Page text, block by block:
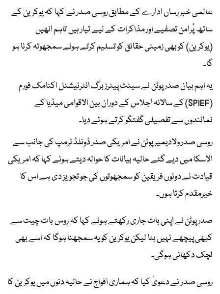
عالمی خبر رساں ادارے کے مطابق روسی صدر نے کہا کہ یوکرین کے
ساتھ پُرامن تصفیے اور مذاکرات کے لیے تیار ہیں تاہم انھیں
(یوکرین) کو بھی زمینی حقائق کو تسلیم کرتے ہوئے سمجھوتہ کرنا ہو
گا۔
یہ اہم بیان صدر پوٹن نے سینٹ پیٹرزبرگ انٹرنیشنل اکنامک فورم
(SPIEF) کے سالانہ اجلاس کے دوران بین الاقوامی میڈیا کے
نمائندوں سے تفصیلی گفتگو کرتے ہوئے دیا۔
روسی صدر ولادیمیر پوٹن نے امریکی صدر ڈونلڈ ٹرمپ کی جانب سے
الاسکا میں دیے گئے حالیہ بیانات کا حوالہ دیتے ہوئے کہا کہ امریکی
قیادت نے دونوں فریقین کو سمجھوتوں کی جو تجویز دی ہے اس کا
خیرمقدم کرتا ہوں۔
صدر پوٹن نے اپنی بات جاری رکھتے ہوئے کہا کہ روس بات چیت سے
کبھی پیچھے نہیں ہٹا لیکن یوکرین کو یہ سمجھنا ہوگا کہ اسے بھی
لچک دکھانی ہوگی۔
روسی صدر نے دعویٰ کیا کہ ہماری افواج نے حالیہ دنوں میں یوکرین کا